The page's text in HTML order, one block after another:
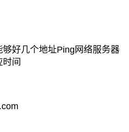
好几个地址Ping网络服务器
间